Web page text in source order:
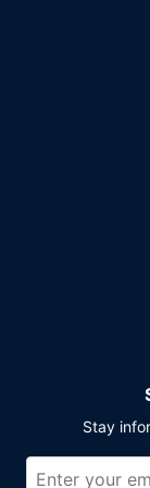
check-out
spazio con un
Stay